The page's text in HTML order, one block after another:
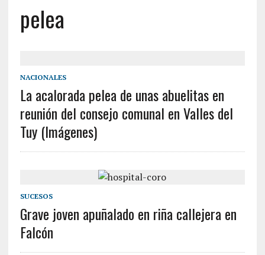
pelea
NACIONALES
La acalorada pelea de unas abuelitas en
reunión del consejo comunal en Valles del
Tuy (Imágenes)
SUCESOS
Grave joven apuñalado en riña callejera en
Falcón